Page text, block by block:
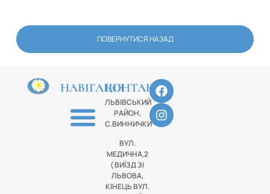
ПОВЕРНУТИСЯ НАЗАД
НАВІГАЦІЯКОНТАКТИ
ЛЬВІВСЬКИЙ
РАЙОН,
С.ВИННИЧКИ
ВУЛ.
МЕДИЧНА,2
( ВИЇЗД ЗІ
ЛЬВОВА,
КІНЕЦЬ ВУЛ.